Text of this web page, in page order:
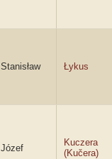
Stanisław Łykus
Józef
Kuczera
(Kučera)